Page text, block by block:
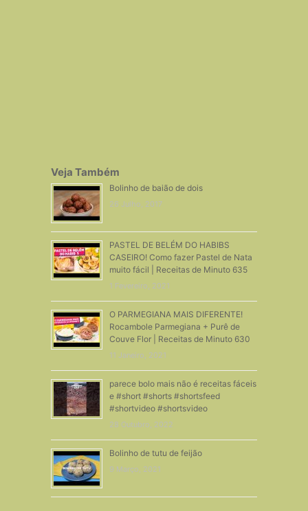
Veja Também
Bolinho de baião de dois
26 Julho, 2017
PASTEL DE BELÉM DO HABIBS
CASEIRO! Como fazer Pastel de Nata
muito fácil | Receitas de Minuto 635
1 Fevereiro, 2021
O PARMEGIANA MAIS DIFERENTE!
Rocambole Parmegiana + Purê de
Couve Flor | Receitas de Minuto 630
11 Janeiro, 2021
parece bolo mais não é receitas fáceis
e #short #shorts #shortsfeed
#shortvideo #shortsvideo
28 Outubro, 2022
Bolinho de tutu de feijão
9 Março, 2021